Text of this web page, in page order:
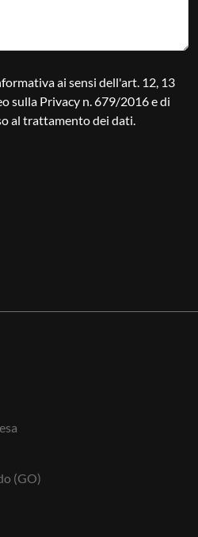
ai sensi dell'art. 12, 13
sulla Privacy n. 679/2016 e di
al trattamento dei dati.
(GO)